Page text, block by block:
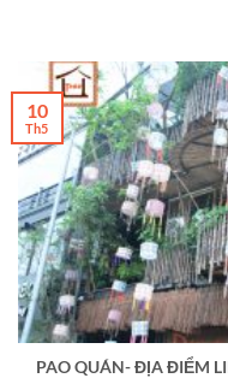
PAO QUÁN- ĐỊA ĐIỂM
10
Th5